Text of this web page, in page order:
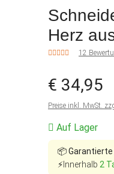
Herz
12
€ 34,95
Preise inkl. MwSt.
Auf Lager
📦
⚡Innerhalb 2